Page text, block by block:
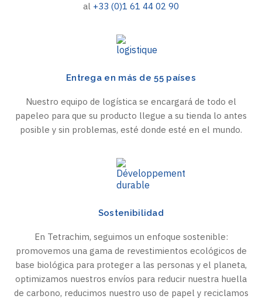
al +33 (0)1 61 44 02 90
Entrega en más de 55 países
Nuestro equipo de logística se encargará de todo el
papeleo para que su producto llegue a su tienda lo antes
posible y sin problemas, esté donde esté en el mundo.
Sostenibilidad
En Tetrachim, seguimos un enfoque sostenible:
promovemos una gama de revestimientos ecológicos de
base biológica para proteger a las personas y el planeta,
optimizamos nuestros envíos para reducir nuestra huella
de carbono, reducimos nuestro uso de papel y reciclamos